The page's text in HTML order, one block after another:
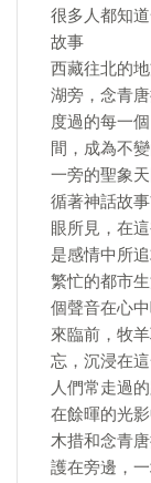
很多人都知
故事
西藏往北的
湖旁，念青
度過的每一
間，成為不
一旁的聖象
循著神話故
眼所見，在
是感情中所
繁忙的都市
個聲音在心
來臨前，牧
忘，沉浸在
人們常走過
在餘暉的光
木措和念青
護在旁邊，